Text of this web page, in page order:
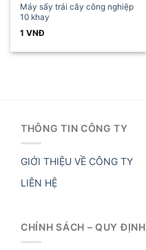
Máy sấy trái cây công nghiệp
10 khay
1VNĐ
THÔNG TIN CÔNG TY
GIỚI THIỆU VỀ CÔNG TY
LIÊN HỆ
CHÍNH SÁCH – QUY ĐỊNH